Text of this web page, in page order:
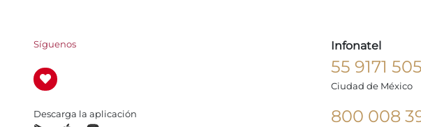
Síguenos
Descarga la aplicación
Infonatel
55 9171
Ciudad de México
800 008